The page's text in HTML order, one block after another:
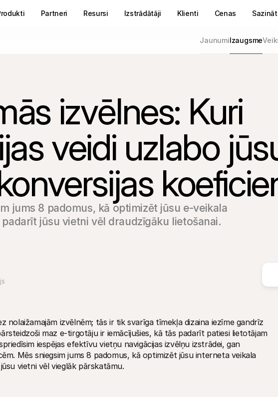
Partneri Resursi Izstrādātāji Klienti Cenas
JaunumiIzaugsme
izvēlnes: Kuri
veidi uzlabo
jums 8 padomus, kā optimizēt jūsu e-veikala
jūsu vietni vēl draudzīgāku lietošanai.
nolaižamajām izvēlnēm; tās ir tik svarīga tīmekļa dizaina iezīme gandrīz
maz e-tirgotāju ir iemācījušies, kā tās padarīt patiesi lietotājam
iespējas efektīvu vietņu navigācijas izvēlņu izstrādei, gan
Mēs sniegsim jums 8 padomus, kā optimizēt jūsu interneta veikala
vietni vēl vieglāk pārskatāmu.